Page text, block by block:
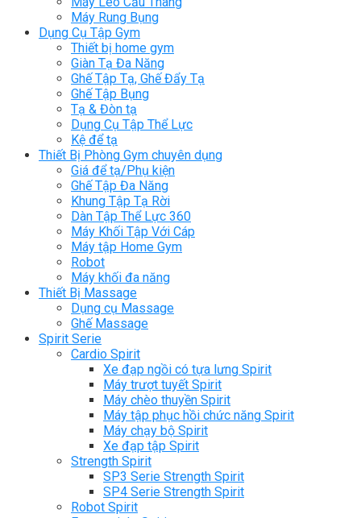
Máy Rung Bụng
Dụng Cụ Tập Gym
Thiết bị home gym
Giàn Tạ Đa Năng
Ghế Tập Tạ, Ghế Đẩy Tạ
Ghế Tập Bụng
Tạ & Đòn tạ
Dụng Cụ Tập Thể Lực
Kệ để tạ
Thiết Bị Phòng Gym chuyên dụng
Giá để tạ/Phụ kiện
Ghế Tập Đa Năng
Khung Tập Tạ Rời
Dàn Tập Thể Lực 360
Máy Khối Tập Với Cáp
Máy tập Home Gym
Robot
Máy khối đa năng
Thiết Bị Massage
Dụng cụ Massage
Ghế Massage
Spirit Serie
Cardio Spirit
Xe đạp ngồi có tựa lưng Spirit
Máy trượt tuyết Spirit
Máy chèo thuyền Spirit
Máy tập phục hồi chức năng Spirit
Máy chạy bộ Spirit
Xe đạp tập Spirit
Strength Spirit
SP3 Serie Strength Spirit
SP4 Serie Strength Spirit
Robot Spirit